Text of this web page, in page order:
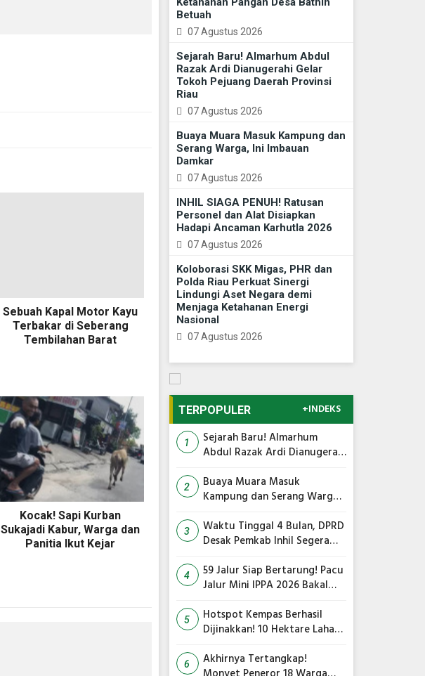
Sebuah Kapal Motor Kayu
Terbakar di Seberang
Tembilahan Barat
Kocak! Sapi Kurban
Sukajadi Kabur, Warga dan
Panitia Ikut Kejar
Betuah
07 Agustus 2026
Sejarah Baru! Almarhum Abdul
Razak Ardi Dianugerahi Gelar
Tokoh Pejuang Daerah Provinsi
Riau
07 Agustus 2026
Buaya Muara Masuk Kampung dan
Serang Warga, Ini Imbauan
Damkar
07 Agustus 2026
INHIL SIAGA PENUH! Ratusan
Personel dan Alat Disiapkan
Hadapi Ancaman Karhutla 2026
07 Agustus 2026
Koloborasi SKK Migas, PHR dan
Polda Riau Perkuat Sinergi
Lindungi Aset Negara demi
Menjaga Ketahanan Energi
Nasional
07 Agustus 2026
TERPOPULER +INDEKS
1
Sejarah Baru! Almarhum
Abdul Razak Ardi Dianugerahi
Provinsi Riau
2
Buaya Muara Masuk
Kampung dan Serang Warga,
3
Waktu Tinggal 4 Bulan, DPRD
Desak Pemkab Inhil Segera
4
59 Jalur Siap Bertarung! Pacu
Jalur Mini IPPA 2026 Bakal
5
Hotspot Kempas Berhasil
Dijinakkan! 10 Hektare Lahan
Inhil Pimpin Langsung
6
Akhirnya Tertangkap!